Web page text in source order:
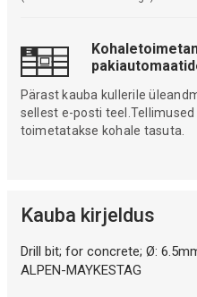
Pärast kauba kullerile
sellest e-posti teel.Tellimused
toimetatakse kohale tasuta.
Kauba kirjeldus
Drill bit; for concrete; Ø:
ALPEN-MAYKESTAG